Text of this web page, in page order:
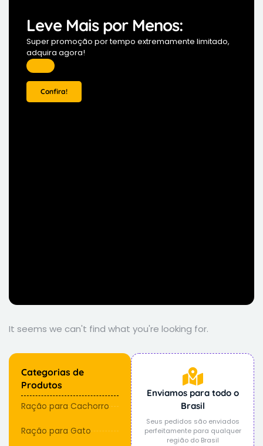
Leve Mais por Menos:
Super promoção por tempo extremamente limitado,
adquira agora!
Confira!
Categorias de
Produtos
Ração para Cachorro
Ração para Gato
Enviamos para todo o
Brasil
Seus pedidos são enviados
perfeitamente para qualquer
região do Brasil
It seems we can't find what you're looking for.